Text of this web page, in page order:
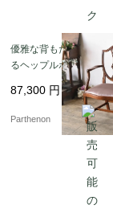
優雅な背もたれが映え
るヘップルホワイトス
タイルのアームチェア
【c299-4】
87,300 円
Parthenon